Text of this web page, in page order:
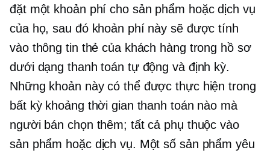
đặt một khoản phí cho sản phẩm hoặc dịch vụ
của họ, sau đó khoản phí này sẽ được tính
vào thông tin thẻ của khách hàng trong hồ sơ
dưới dạng thanh toán tự động và định kỳ.
Những khoản này có thể được thực hiện trong
bất kỳ khoảng thời gian thanh toán nào mà
người bán chọn thêm; tất cả phụ thuộc vào
sản phẩm hoặc dịch vụ. Một số sản phẩm yêu